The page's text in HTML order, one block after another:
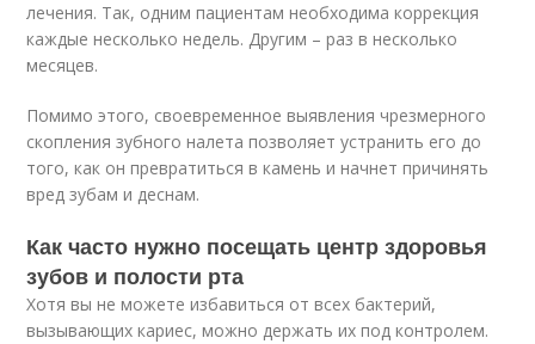
лечения. Так, одним пациентам необходима коррекция
каждые несколько недель. Другим – раз в несколько
месяцев.
Помимо этого, своевременное выявления чрезмерного
скопления зубного налета позволяет устранить его до
того, как он превратиться в камень и начнет причинять
вред зубам и деснам.
Как часто нужно посещать центр здоровья
зубов и полости рта
Хотя вы не можете избавиться от всех бактерий,
вызывающих кариес, можно держать их под контролем.